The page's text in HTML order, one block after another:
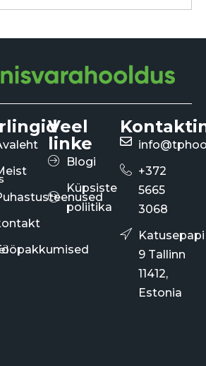
Veel
linke
Blogi
Küpsiste
poliitika
+372
5665
3068
Katusepapi
9 Tallinn
11412,
Estonia